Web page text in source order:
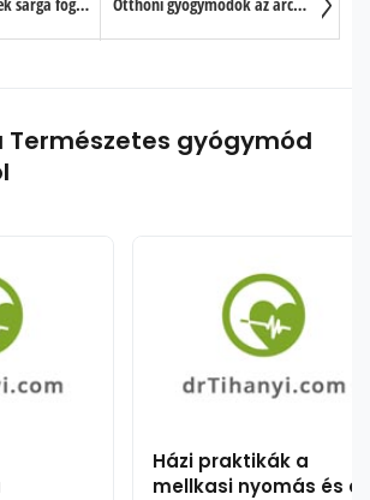
Természetes gyógymód
Házi praktikák a
mellkasi nyomás és az